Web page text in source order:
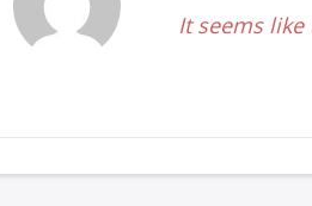
It seems